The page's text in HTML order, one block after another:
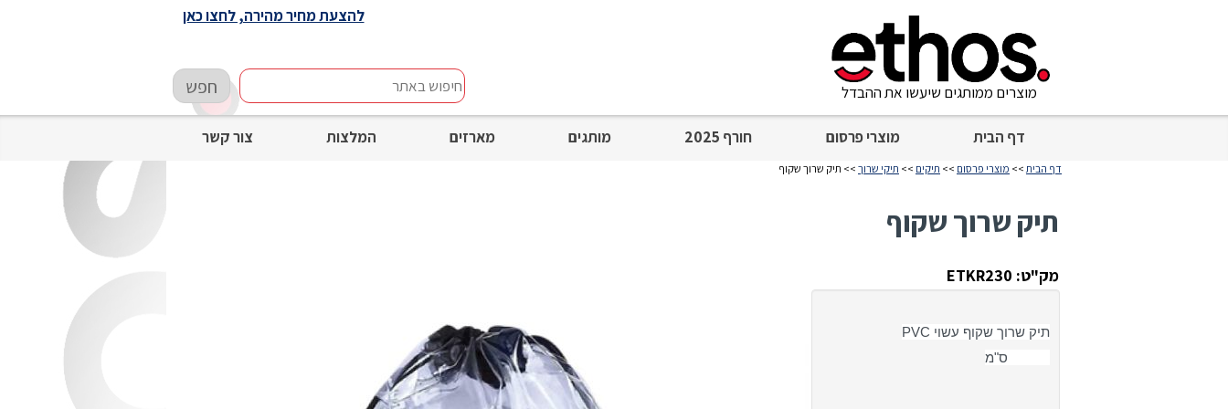
דף הבית מוצרי פרסום חורף 2025 מותגים מארזים המלצות צור קשר
חיפוש
באתר
חפש מוצרים ממותגים שיעשו את ההבדל
להצעת מחיר מהירה, לחצו כאן
דף הבית >> מוצרי פרסום >> תיקים >> תיקי שרוך >> תיק שרוך שקוף
תיק שרוך שקוף
מק"ט: ETKR230
תיק שרוך שקוף עשוי PVC